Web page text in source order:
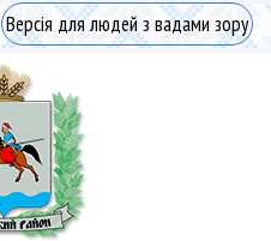
Версія для людей з вадами зору